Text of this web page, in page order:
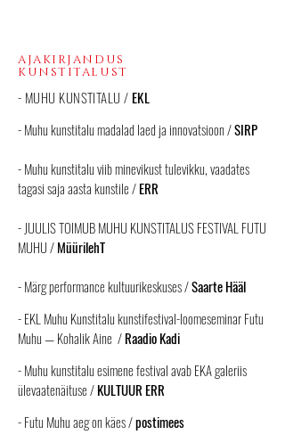
AJAKIRJANDUS
KUNSTITALUST
- MUHU KUNSTITALU / EKL
- Muhu kunstitalu madalad laed ja innovatsioon /SIRP
-Muhu kunstitalu viib minevikust tulevikku, vaadates
tagasi saja aasta kunstile /ERR
- JUULIS TOIMUB MUHU KUNSTITALUS FESTIVAL FUTU
MUHU /MüürilehT
-Märg performance kultuurikeskuses /Saarte Hääl
-EKL Muhu Kunstitalu kunstifestival-loomeseminar Futu
Muhu — Kohalik Aine /Raadio Kadi
-Muhu kunstitalu esimene festival avab EKA galeriis
ülevaatenäituse /KULTUUR ERR
- Futu Muhu aeg on käes /postimees